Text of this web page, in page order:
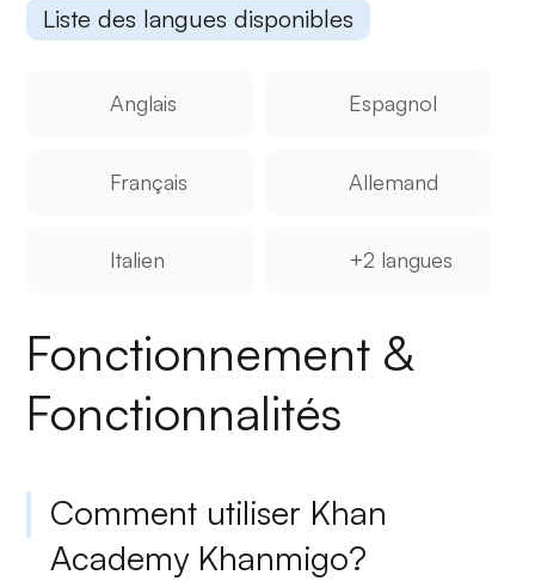
Liste des langues disponibles
Anglais Espagnol
Français Allemand
Italien +2 langues
Fonctionnement &
Fonctionnalités
Comment utiliser Khan
Academy Khanmigo?